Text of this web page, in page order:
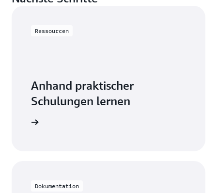
Ressourcen
Anhand praktischer
Schulungen lernen
Dokumentation